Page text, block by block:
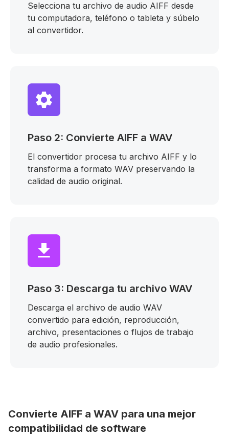
Selecciona tu archivo de audio AIFF desde
tu computadora, teléfono o tableta y súbelo
al convertidor.
Paso 2: Convierte AIFF a WAV
El convertidor procesa tu archivo AIFF y lo
transforma a formato WAV preservando la
calidad de audio original.
Paso 3: Descarga tu archivo WAV
Descarga el archivo de audio WAV
convertido para edición, reproducción,
archivo, presentaciones o flujos de trabajo
de audio profesionales.
Convierte AIFF a WAV para una mejor
compatibilidad de software